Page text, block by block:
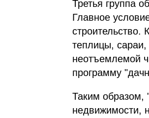
Третья группа
Главное
строительство.
теплицы,
неотъемлемой
программу
Таким образом,
недвижимости,